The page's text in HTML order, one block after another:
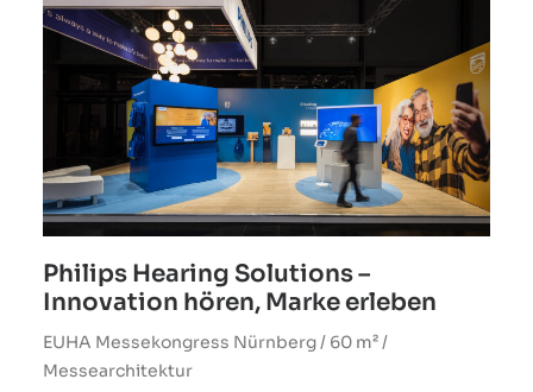
Philips Hearing Solutions –
Innovation hören, Marke erleben
EUHA Messekongress Nürnberg / 60 m² /
Messearchitektur